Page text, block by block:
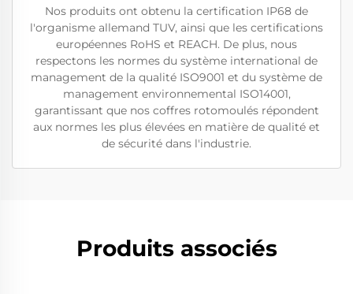
Nos produits ont obtenu la certification IP68 de
l'organisme allemand TUV, ainsi que les certifications
européennes RoHS et REACH. De plus, nous
respectons les normes du système international de
management de la qualité ISO9001 et du système de
management environnemental ISO14001,
garantissant que nos coffres rotomoulés répondent
aux normes les plus élevées en matière de qualité et
de sécurité dans l'industrie.
Produits associés